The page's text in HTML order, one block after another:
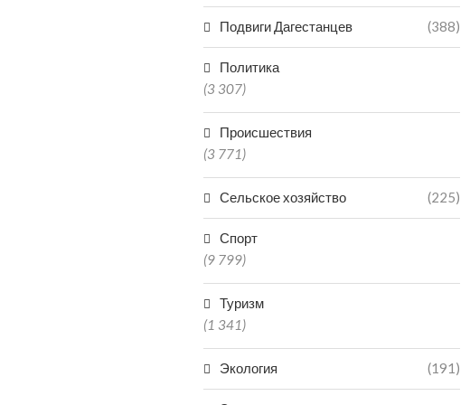
Подвиги Дагестанцев (388)
Политика
(3 307)
Происшествия
(3 771)
Сельское хозяйство (225)
Спорт
(9 799)
Туризм
(1 341)
Экология (191)